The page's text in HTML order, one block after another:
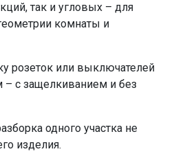
так и угловых – для
комнаты и
розеток или выключателей
с защелкиванием и без
одного участка не
изделия.